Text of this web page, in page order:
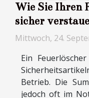
Wie Sie Ihren
sicher
Mittwoch, 24.
Ein
Betrieb. Die
jedoch oft im